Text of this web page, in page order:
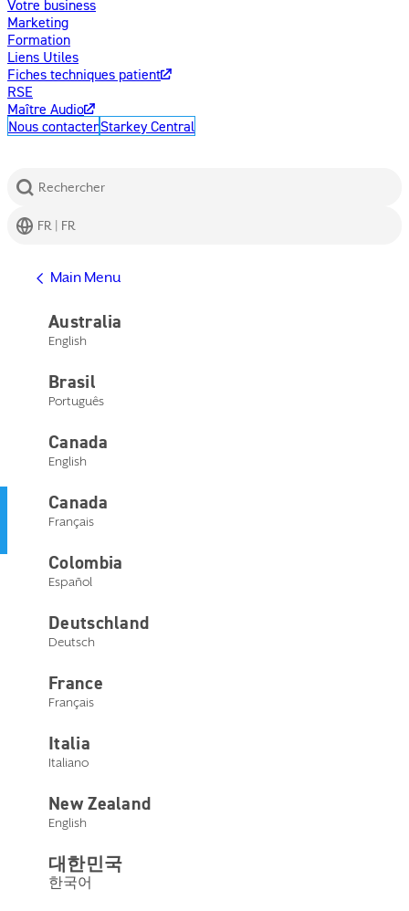
Votre business
Marketing
Formation
Liens Utiles
Fiches techniques patient
RSE
Maître Audio
Nous contacterStarkey Central
Rechercher
FR | FR
Main Menu
Australia
English
Brasil
Português
Canada
English
Canada
Français
Colombia
Español
Deutschland
Deutsch
France
Français
Italia
Italiano
New Zealand
English
대한민국
한국어
Nous contacter
Main Menu
Centre d'assistance
Assistance produits
Un parcours optimisé et simplifié : votre eStore évolue et